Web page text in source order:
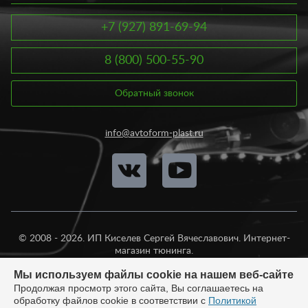
помогут вам подобрать оптимальный вариант. Напомним, что
провода в комплект не входят. Создайте неповторимый и
законченный стиль интерьера своего автомобиля.
+7 (927) 891-69-94
8 (800) 500-55-90
Обратный звонок
info@avtoform-plast.ru
© 2008 - 2026. ИП Киселев Сергей Вячеславович. Интернет-
магазин тюнинга.
Мы используем файлы cookie на нашем веб-сайте
Продолжая просмотр этого сайта, Вы соглашаетесь на
обработку файлов cookie в соответствии с Политикой